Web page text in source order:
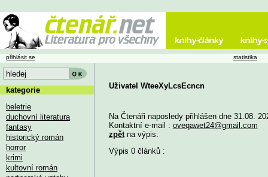
Uživatel WteeXyLcsEcncn
Na Čtenáři naposledy přihlášen dne 31.08.
Kontaktní e-mail : oveqawet24@gmail.com
zpětna výpis.
Výpis 0 článků :
přihlásit se statistika
kategorie
beletrie
duchovní literatura
fantasy
historický román
horror
krimi
kultovní román